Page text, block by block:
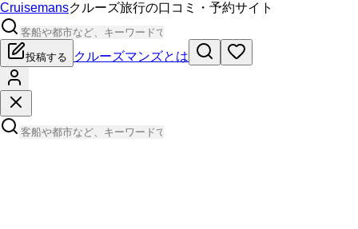
Cruisemansクルーズ旅行の口コミ・予約サイト
投稿する クルーズマンズとは